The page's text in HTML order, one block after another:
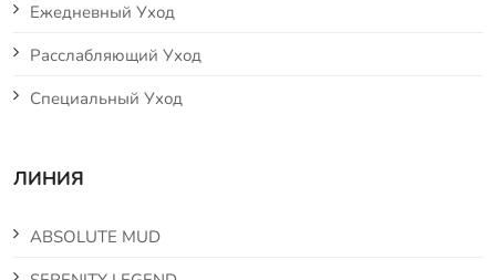
Ежедневный Уход
Расслабляющий Уход
Специальный Уход
ЛИНИЯ
ABSOLUTE MUD